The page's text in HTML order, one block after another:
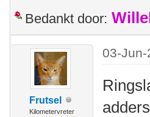
Bedankt door:
Frutsel
Kilometervreter
03-